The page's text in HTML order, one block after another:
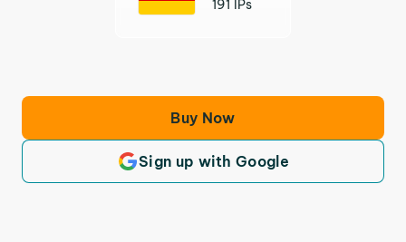
191 IPs
Buy Now
Sign up with Google